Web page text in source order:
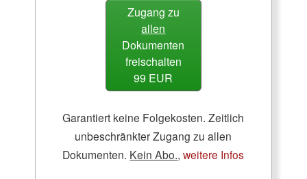
Zugang zu
allen
Dokumenten
freischalten
99 EUR
Garantiert keine Folgekosten. Zeitlich
unbeschränkter Zugang zu allen
Dokumenten. Kein Abo.,weitere Infos